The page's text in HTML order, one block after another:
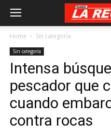
Home Sin categoría
Sin categoría
Intensa
pescador que
cuando
contra rocas